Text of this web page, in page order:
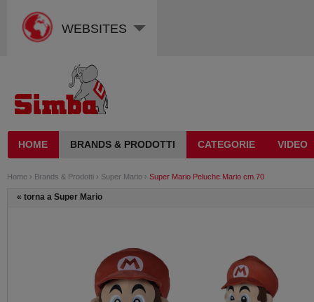
WEBSITES
HOME BRANDS & PRODOTTI CATEGORIE VIDEO
Home › Brands & Prodotti › Super Mario › Super Mario Peluche Mario cm.70
« torna a Super Mario